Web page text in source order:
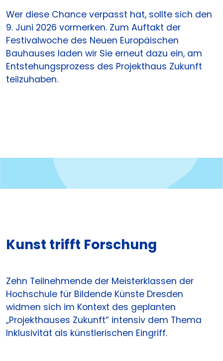
Wer diese Chance verpasst hat, sollte sich den
9. Juni 2026 vormerken. Zum Auftakt der
Festivalwoche des Neuen Europäischen
Bauhauses laden wir Sie erneut dazu ein, am
Entstehungsprozess des Projekthaus Zukunft
teilzuhaben.
Kunst trifft Forschung
Zehn Teilnehmende der Meisterklassen der
Hochschule für Bildende Künste Dresden
widmen sich im Kontext des geplanten
„Projekthauses Zukunft“ intensiv dem Thema
Inklusivität als künstlerischen Eingriff.